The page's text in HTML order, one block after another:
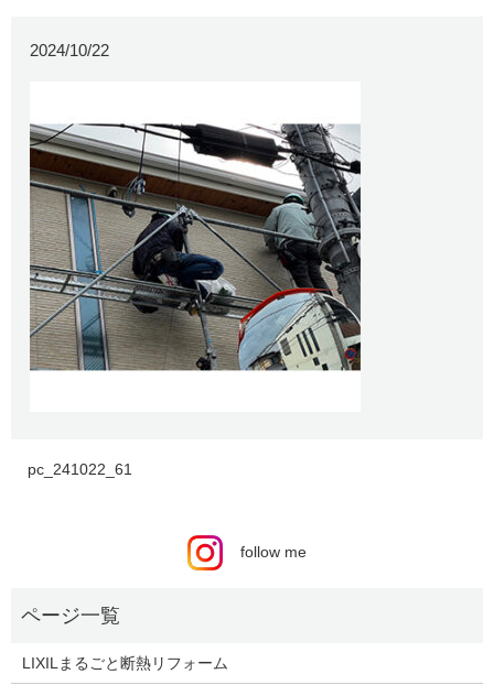
2024/10/22
pc_241022_61
follow me
LIXILまるごと断熱リフォーム